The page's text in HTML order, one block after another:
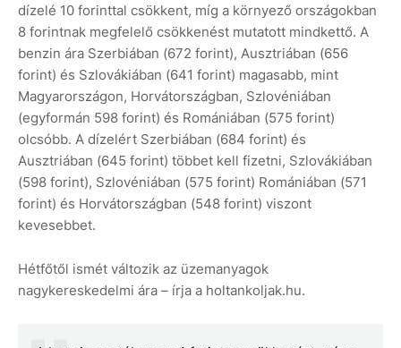
dízelé 10 forinttal csökkent, míg a környező országokban
8 forintnak megfelelő csökkenést mutatott mindkettő. A
benzin ára Szerbiában (672 forint), Ausztriában (656
forint) és Szlovákiában (641 forint) magasabb, mint
Magyarországon, Horvátországban, Szlovéniában
(egyformán 598 forint) és Romániában (575 forint)
olcsóbb. A dízelért Szerbiában (684 forint) és
Ausztriában (645 forint) többet kell fizetni, Szlovákiában
(598 forint), Szlovéniában (575 forint) Romániában (571
forint) és Horvátországban (548 forint) viszont
kevesebbet.
Hétfőtől ismét változik az üzemanyagok
nagykereskedelmi ára – írja a holtankoljak.hu.